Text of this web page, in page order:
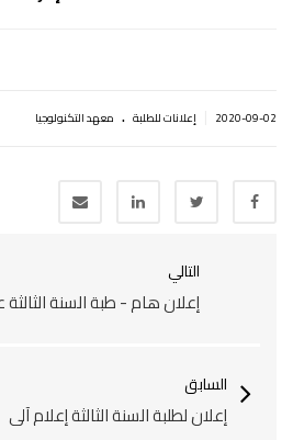
2020-09-02 إعلانات للطلبة . معهد التكنولوجيا
التالي
إعلان هام - طبة السنة الثالثة
السابق
إعلان لطلبة السنة الثالثة إعلام آلي